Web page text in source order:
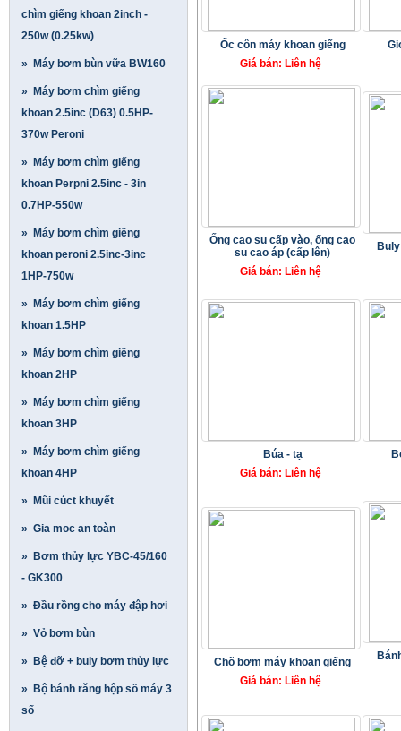
chìm giếng khoan 2inch -
250w (0.25kw)
» Máy bơm bùn vữa BW160
» Máy bơm chìm giếng
khoan 2.5inc (D63) 0.5HP-
370w Peroni
» Máy bơm chìm giếng
khoan Perpni 2.5inc - 3in
0.7HP-550w
» Máy bơm chìm giếng
khoan peroni 2.5inc-3inc
1HP-750w
» Máy bơm chìm giếng
khoan 1.5HP
» Máy bơm chìm giếng
khoan 2HP
» Máy bơm chìm giếng
khoan 3HP
» Máy bơm chìm giếng
khoan 4HP
» Mũi cúct khuyết
» Gia moc an toàn
» Bơm thủy lực YBC-45/160
- GK300
» Đầu rồng cho máy đập hơi
» Vỏ bơm bùn
» Bệ đỡ + buly bơm thủy lực
» Bộ bánh răng hộp số máy 3
số
Ốc côn máy khoan giếng
Giá bán: Liên hệ
Ống cao su cấp vào, ống cao
su cao áp (cấp lên)
Giá bán: Liên hệ
Búa - tạ
Giá bán: Liên hệ
Chõ bơm máy khoan giếng
Giá bán: Liên hệ